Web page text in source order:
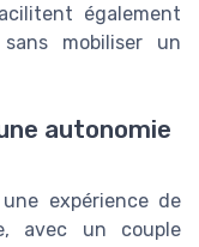
également
mobiliser un
autonomie
expérience de
avec un couple